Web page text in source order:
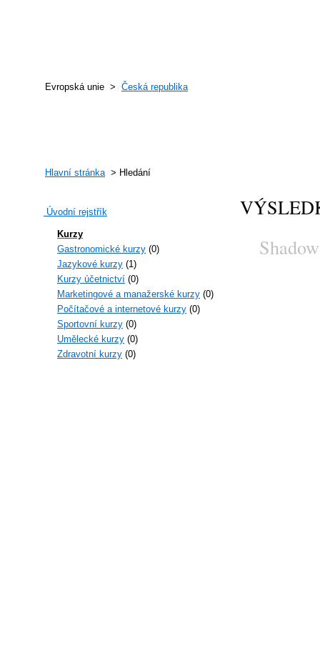
Evropská unie > Česká republika
Hlavní stránka> Hledání
Úvodní rejstřík
Kurzy
Gastronomické kurzy (0)
Jazykové kurzy (1)
Kurzy účetnictví (0)
Marketingové a manažerské kurzy (0)
Počítačové a internetové kurzy (0)
Sportovní kurzy (0)
Umělecké kurzy (0)
Zdravotní kurzy (0)